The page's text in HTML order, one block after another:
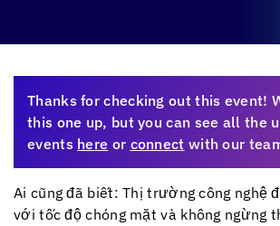
Thanks for checking out this event!
this one up, but you can see all the
events here or connect with our
Ai cũng đã biết: Thị trường công nghệ
với tốc độ chóng mặt và không ngừng